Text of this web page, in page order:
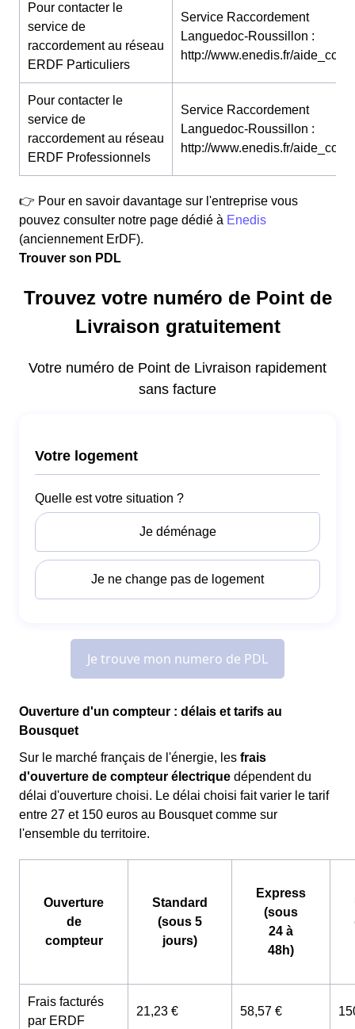
Pour contacter le
service de
raccordement au réseau
ERDF Particuliers
Service Raccordement
Languedoc-Roussillon :
http://www.enedis.fr/
Pour contacter le
service de
raccordement au réseau
ERDF Professionnels
Service Raccordement
Languedoc-Roussillon :
http://www.enedis.fr/
👉 Pour en savoir davantage sur l'entreprise vous
pouvez consulter notre page dédié à Enedis
(anciennement ErDF).
Trouver son PDL
Ouverture d'un compteur : délais et tarifs au
Bousquet
Sur le marché français de l'énergie, les frais
d'ouverture de compteur électrique dépendent du
délai d'ouverture choisi. Le délai choisi fait varier le tarif
entre 27 et 150 euros au Bousquet comme sur
l'ensemble du territoire.
Ouverture
de
compteur
Standard
(sous 5
jours)
Express
(sous
24 à
48h)
Frais facturés
par ERDF
21,23 € 58,57 €